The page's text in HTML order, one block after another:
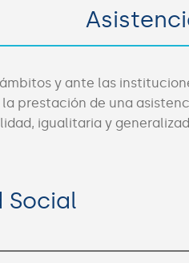
y ante las
prestación de una
igualitaria y
Social